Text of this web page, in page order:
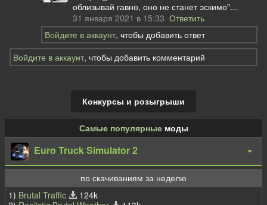
облизывай гавно, оно не станет эскимо"...
31 января 2021 в 15:33 Ответить
Войдите в аккаунт, чтобы добавить ответ
Войдите в аккаунт, чтобы добавить комментарий
Конкурсы и розыгрыши
Самые популярныемоды
Euro Truck Simulator 2
по скачиваниям за неделю
1) Brutal Traffic
124k